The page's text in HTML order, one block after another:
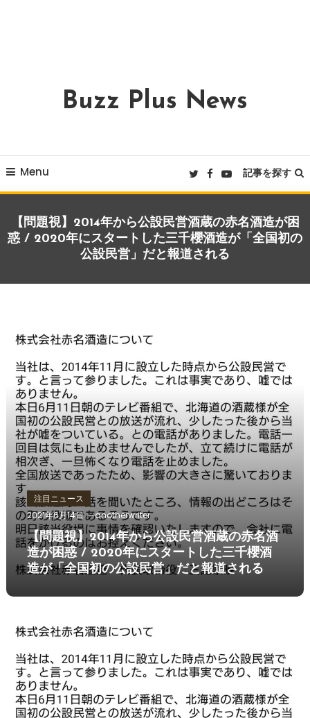
Buzz Plus News
Menu 記事を探す
【問題視】2014年から公設民営酒蔵の赤名酒造が困
惑 / 2020年にスタートした三千櫻酒造が「全国初の
公設民営」だと報道される
注目ニュース
2021年6月14日
anotherwriter
【問題視】2014年から公設民営酒蔵の赤名酒
造が困惑 / 2020年にスタートした三千櫻酒
造が「全国初の公設民営」だと報道される